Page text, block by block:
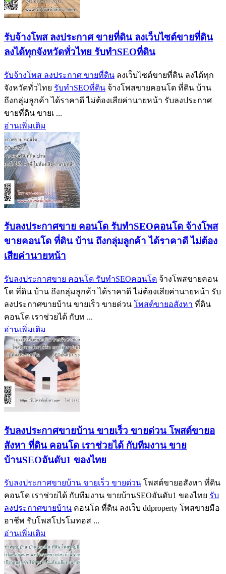
รับจ้างโพส ลงประกาศ ขายที่ดิน ลงเว็บไซต์ขายที่ดิน
ลงได้ทุกจังหวัดทั่วไทย รับทำSEOที่ดิน
รับจ้างโพส ลงประกาศ ขายที่ดิน ลงเว็บไซต์ขายที่ดิน ลงได้ทุก
จังหวัดทั่วไทย รับทำSEOที่ดิน จ้างโพสขายคอนโด ที่ดิน บ้าน
ถึงกลุ่มลูกค้า ได้ราคาดี ไม่ต้องเสียค่านายหน้า รับลงประกาศ
ขายที่ดิน ขายเ ...
อ่านเพิ่มเติม
รับลงประกาศขาย คอนโด รับทำSEOคอนโด จ้างโพส
ขายคอนโด ที่ดิน บ้าน ถึงกลุ่มลูกค้า ได้ราคาดี ไม่ต้อง
เสียค่านายหน้า
รับลงประกาศขาย คอนโด รับทำSEOคอนโด จ้างโพสขายคอน
โด ที่ดิน บ้าน ถึงกลุ่มลูกค้า ได้ราคาดี ไม่ต้องเสียค่านายหน้า รับ
ลงประกาศขายบ้าน ขายเร็ว ขายด่วน โพสต์ขายอสังหา ที่ดิน
คอนโด เราช่วยได้ กับท ...
อ่านเพิ่มเติม
รับลงประกาศขายบ้าน ขายเร็ว ขายด่วน โพสต์ขายอ
สังหา ที่ดิน คอนโด เราช่วยได้ กับทีมงาน ขาย
บ้านSEOอันดับ1 ของไทย
รับลงประกาศขายบ้าน ขายเร็ว ขายด่วน โพสต์ขายอสังหา ที่ดิน
คอนโด เราช่วยได้ กับทีมงาน ขายบ้านSEOอันดับ1 ของไทย รับ
ลงประกาศขายบ้าน คอนโด ที่ดิน ลงเว็บ ddproperty โพสขายมือ
อาชีพ รับโพสโปรโมทอส ...
อ่านเพิ่มเติม